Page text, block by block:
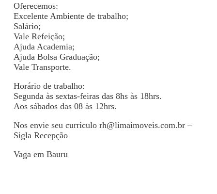
Oferecemos:
Excelente Ambiente de trabalho;
Salário;
Vale Refeição;
Ajuda Academia;
Ajuda Bolsa Graduação;
Vale Transporte.
Horário de trabalho:
Segunda às sextas-feiras das 8hs às 18hrs.
Aos sábados das 08 às 12hrs.
Nos envie seu currículo rh@limaimoveis.com.br –
Sigla Recepção
Vaga em Bauru